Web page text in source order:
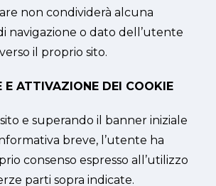
non condividerà alcuna
navigazione o dato dell’utente
il proprio sito.
E ATTIVAZIONE DEI COOKIE
e superando il banner iniziale
breve, l’utente ha
consenso espresso all’utilizzo
parti sopra indicate.